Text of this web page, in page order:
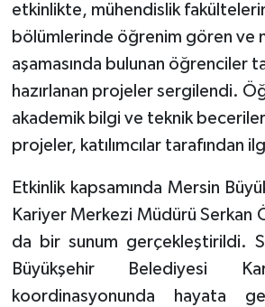
etkinlikte, mühendislik
bölümlerinde öğrenim gören ve
aşamasında bulunan öğrenciler
hazırlanan projeler sergilendi.
akademik bilgi ve teknik
projeler, katılımcılar tarafından
Etkinlik kapsamında Mersin
Kariyer Merkezi Müdürü Serkan
da bir sunum gerçekleştirildi.
Büyükşehir Belediyesi
koordinasyonunda hayata